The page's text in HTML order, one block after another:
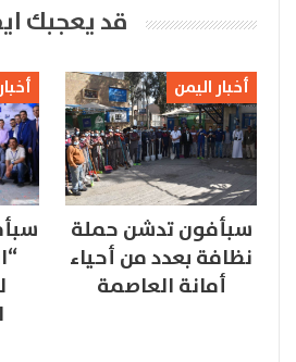
قد يعجبك
أخبار اليمن
سبأفون تدشن حملة
نظافة بعدد من أحياء
أمانة العاصمة